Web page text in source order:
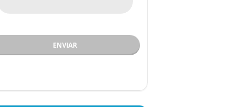
ENVIAR